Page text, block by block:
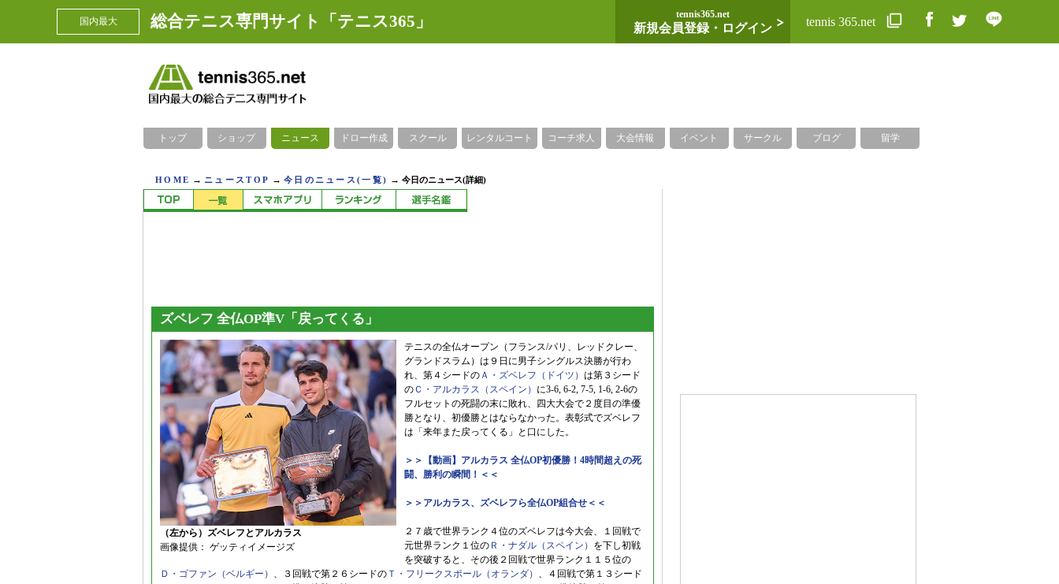
国内最大 総合テニス専門サイト「テニス365」 tennis365.net
新規会員登録・ログイン tennis 365.net
トップ ショップ ニュース ドロー作成 スクール レンタルコート コーチ求人 大会情報 イベント サークル ブログ 留学
HOME → ニュースTOP →今日のニュース(一覧) →今日のニュース(詳細)
ズベレフ 全仏OP準V「戻ってくる」
（左から）ズベレフとアルカラス
画像提供： ゲッティイメージズ
テニスの全仏オープン（フランス/パリ、レッドクレー、
グランドスラム）は９日に男子シングルス決勝が行わ
れ、第４シードのＡ・ズベレフ（ドイツ） は第３シード
のＣ・アルカラス（スペイン） に3-6, 6-2, 7-5, 1-6, 2-6の
フルセットの死闘の末に敗れ、四大大会で２度目の準優
勝となり、初優勝とはならなかった。表彰式でズベレフ
は「来年また戻ってくる」と口にした。
＞＞【動画】アルカラス 全仏OP初優勝！4時間超えの死
闘、勝利の瞬間！＜＜
＞＞アルカラス、ズベレフら全仏OP組合せ＜＜
２７歳で世界ランク４位のズベレフは今大会、１回戦で
元世界ランク１位の Ｒ・ナダル（スペイン） を下し初戦
を突破すると、その後２回戦で世界ランク１１５位の
Ｄ・ゴファン（ベルギー） 、３回戦で第２６シードの Ｔ・フリークスポール（オランダ） 、４回戦で第１３シード